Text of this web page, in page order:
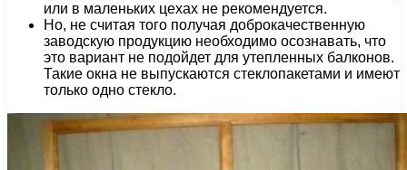
или в маленьких цехах не рекомендуется.
Но, не считая того получая доброкачественную
заводскую продукцию необходимо осознавать, что
это вариант не подойдет для утепленных балконов.
Такие окна не выпускаются стеклопакетами и имеют
только одно стекло.